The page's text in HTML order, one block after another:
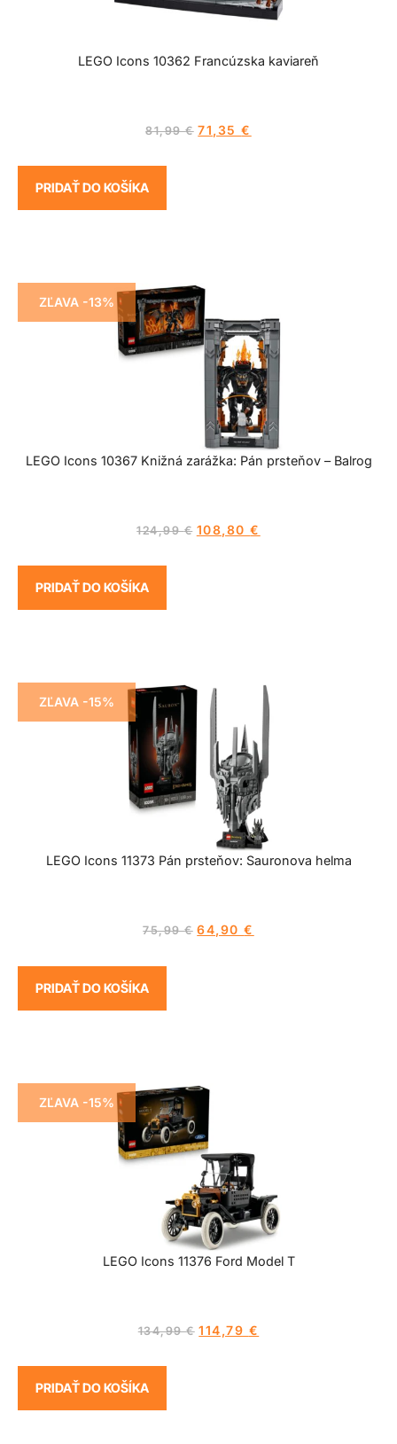
LEGO Icons 10362 Francúzska kaviareň
81,99€ 71,35€
PRIDAŤ DO KOŠÍKA
ZĽAVA -13%
LEGO Icons 10367 Knižná zarážka: Pán prsteňov – Balrog
124,99€ 108,80€
PRIDAŤ DO KOŠÍKA
ZĽAVA -15%
LEGO Icons 11373 Pán prsteňov: Sauronova helma
75,99€ 64,90€
PRIDAŤ DO KOŠÍKA
ZĽAVA -15%
LEGO Icons 11376 Ford Model T
134,99€ 114,79 €
PRIDAŤ DO KOŠÍKA